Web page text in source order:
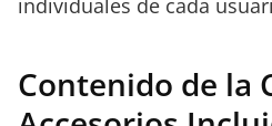
Contenido de la